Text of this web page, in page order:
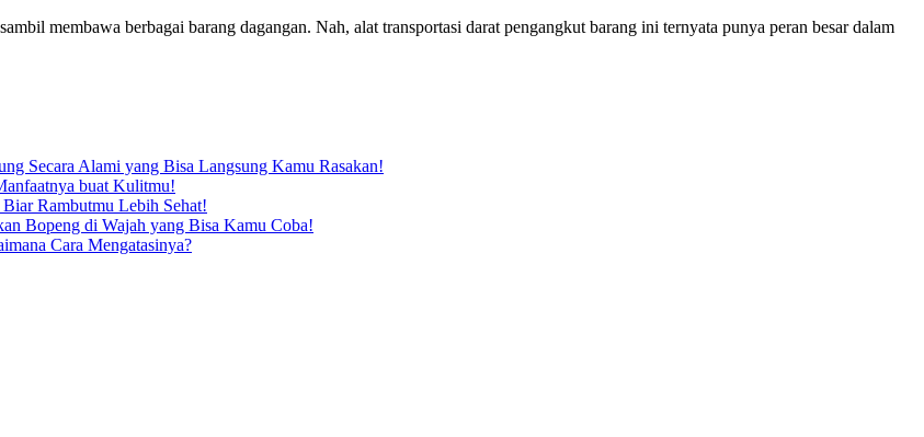
membawa berbagai barang dagangan. Nah, alat transportasi darat pengangkut barang ini ternyata punya peran besar dalam
Secara Alami yang Bisa Langsung Kamu Rasakan!
buat Kulitmu!
Rambutmu Lebih Sehat!
Bopeng di Wajah yang Bisa Kamu Coba!
Cara Mengatasinya?